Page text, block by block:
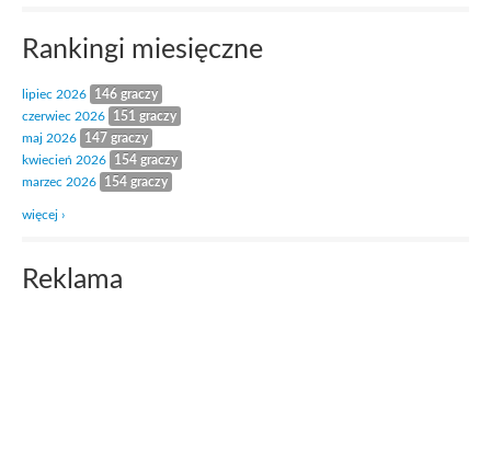
Rankingi miesięczne
lipiec 2026
146 graczy
czerwiec 2026
151 graczy
maj 2026
147 graczy
kwiecień 2026
154 graczy
marzec 2026
154 graczy
więcej ›
Reklama